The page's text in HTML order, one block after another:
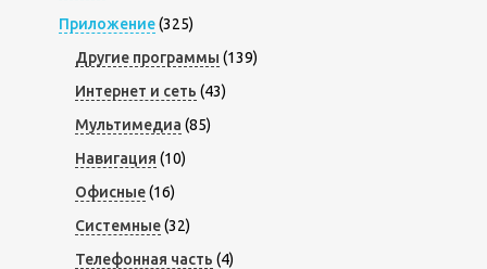
Приложение(325)
Другие программы (139)
Интернет и сеть (43)
Мультимедиа (85)
Навигация (10)
Офисные(16)
Системные(32)
Телефонная часть (4)